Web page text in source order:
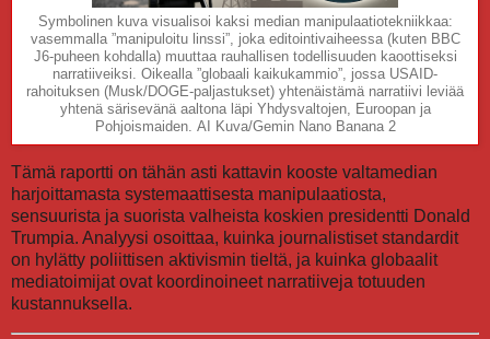
Symbolinen kuva visualisoi kaksi median manipulaatiotekniikkaa:
vasemmalla ”manipuloitu linssi”, joka editointivaiheessa (kuten BBC
J6-puheen kohdalla) muuttaa rauhallisen todellisuuden kaoottiseksi
narratiiveiksi. Oikealla ”globaali kaikukammio”, jossa USAID-
rahoituksen (Musk/DOGE-paljastukset) yhtenäistämä narratiivi leviää
yhtenä särisevänä aaltona läpi Yhdysvaltojen, Euroopan ja
Pohjoismaiden. AI Kuva/Gemin Nano Banana 2
Tämä raportti on tähän asti kattavin kooste valtamedian
harjoittamasta systemaattisesta manipulaatiosta,
sensuurista ja suorista valheista koskien presidentti Donald
Trumpia. Analyysi osoittaa, kuinka journalistiset standardit
on hylätty poliittisen aktivismin tieltä, ja kuinka globaalit
mediatoimijat ovat koordinoineet narratiiveja totuuden
kustannuksella.